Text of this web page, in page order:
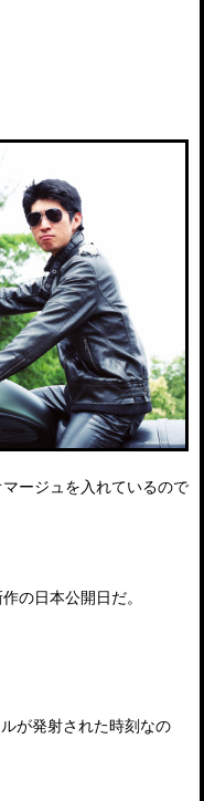
ージュを入れているので
の日本公開日だ。
が発射された時刻なの